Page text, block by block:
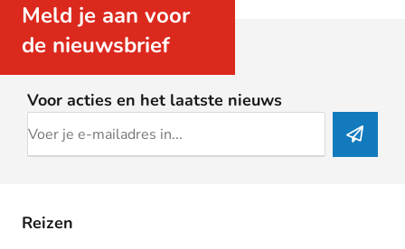
Meld je aan voor
de nieuwsbrief
Voor acties en het laatste nieuws
Reizen